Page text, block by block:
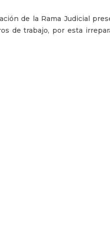
de la Rama Judicial
de trabajo, por esta